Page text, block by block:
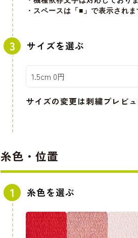
・スペースは「■」で表示されま
サイズを選ぶ
サイズの変更は刺繍プレビ
糸色・位置
糸色を選ぶ